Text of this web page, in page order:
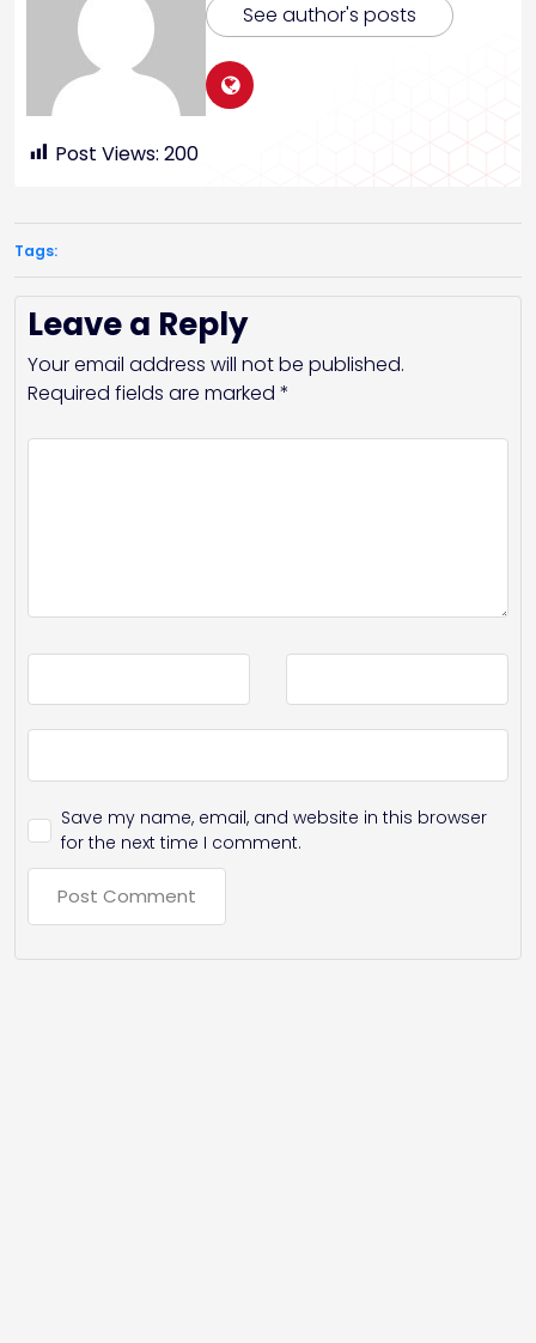
See author's posts
Post Views: 200
Tags:
Leave a Reply
Your email address will not be published.
Required fields are marked *
Save my name, email, and website in this browser
for the next time I comment.